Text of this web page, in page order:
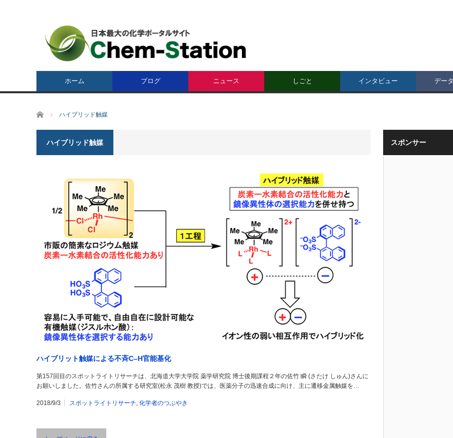
ホーム ブログ ニュース しごと インタビュー デー
ホーム ハイブリッド触媒
ハイブリッド触媒
ハイブリット触媒による不斉C–H官能基化
第157回目のスポットライトリサーチは、北海道大学大学院 薬学研究院 博士後期課程２年の佐竹 瞬 (さたけ しゅん)さんに
お願いしました。佐竹さんの所属する研究室(松永 茂樹 教授)では、医薬分子の迅速合成に向け、主に遷移金属触媒を…
2018/9/3 スポットライトリサーチ, 化学者のつぶやき
スポンサー